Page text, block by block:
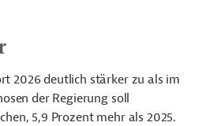
2026 deutlich stärker zu als im
der Regierung soll
5,9 Prozent mehr als 2025.